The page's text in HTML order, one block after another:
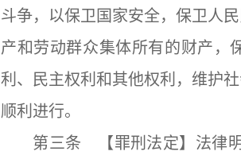
斗争，以保卫国家安全，保卫人
产和劳动群众集体所有的财产，
利、民主权利和其他权利，维护
顺利进行。
第三条 【罪刑法定】法律明